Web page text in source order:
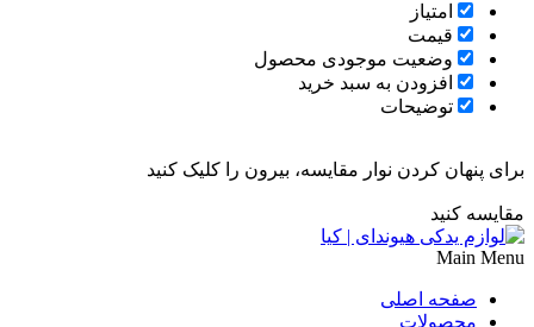
امتیاز
قیمت
وضعیت موجودی محصول
افزودن به سبد خرید
توضیحات
برای پنهان کردن نوار مقایسه، بیرون را کلیک کنید
مقایسه کنید
Main Menu
صفحه اصلی
محصولات